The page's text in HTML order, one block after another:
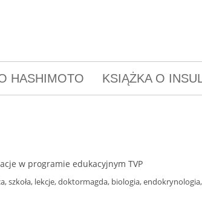
HASHIMOTO KSIĄŻKA O
szkoła, lekcje, doktormagda, biologia,